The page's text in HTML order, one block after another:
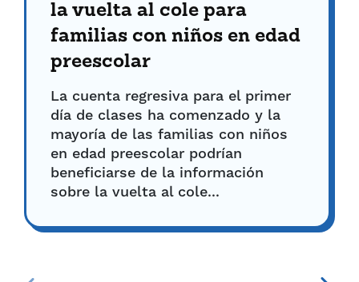
la vuelta al cole para
familias con niños en edad
preescolar
La cuenta regresiva para el primer
día de clases ha comenzado y la
mayoría de las familias con niños
en edad preescolar podrían
beneficiarse de la información
sobre la vuelta al cole...